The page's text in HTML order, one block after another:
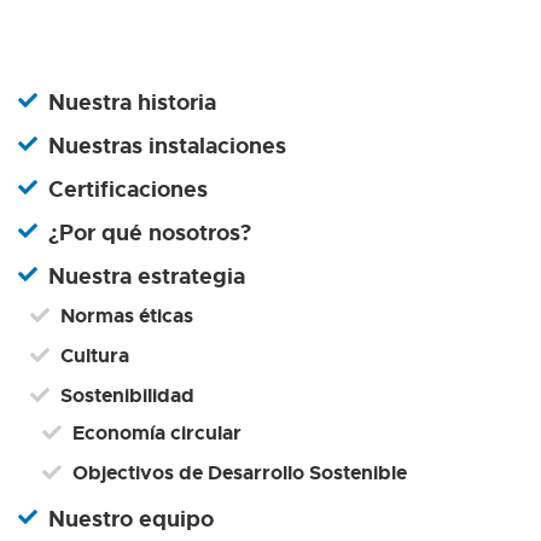
Nuestra historia
Nuestras instalaciones
Certificaciones
¿Por qué nosotros?
Nuestra estrategia
Normas éticas
Cultura
Sostenibilidad
Economía circular
Objectivos de Desarrollo Sostenible
Nuestro equipo